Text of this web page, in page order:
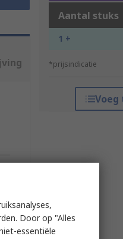
Aantal stuks
1 +
*prijsindicatie
Door op "Alles
essentiële